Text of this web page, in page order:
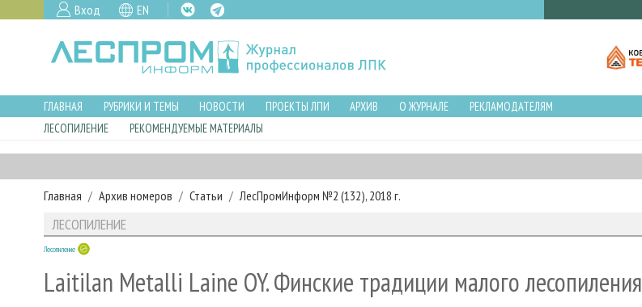
Вход EN
ГЛАВНАЯ РУБРИКИ И ТЕМЫ НОВОСТИ ПРОЕКТЫ ЛПИ АРХИВ О ЖУРНАЛЕ
РЕКЛАМОДАТЕЛЯМ
ЛЕСОПИЛЕНИЕ
РЕКОМЕНДУЕМЫЕ МАТЕРИАЛЫ
Главная Архив номеров Статьи ЛесПромИнформ №2 (132), 2018 г.
ЛЕСОПИЛЕНИЕ
Лесопиление
Laitilan Metalli Laine OY. Финские традиции малого лесопиления